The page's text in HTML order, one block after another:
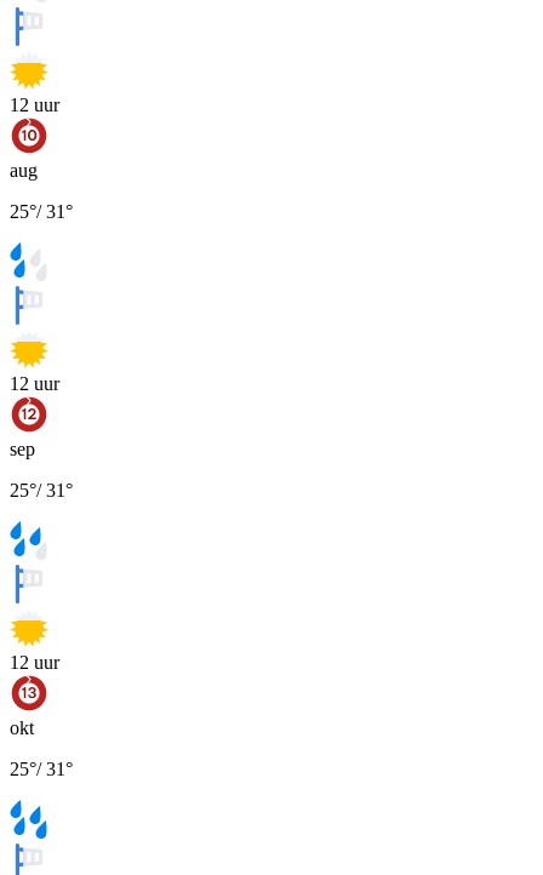
12 uur
aug
25°/31°
12 uur
sep
25°/31°
12 uur
okt
25°/31°